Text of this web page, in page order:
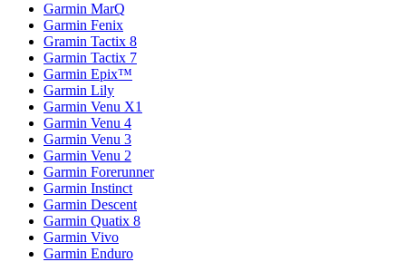
Garmin MarQ
Garmin Fenix
Gramin Tactix 8
Garmin Tactix 7
Garmin Epix™
Garmin Lily
Garmin Venu X1
Garmin Venu 4
Garmin Venu 3
Garmin Venu 2
Garmin Forerunner
Garmin Instinct
Garmin Descent
Garmin Quatix 8
Garmin Vivo
Garmin Enduro